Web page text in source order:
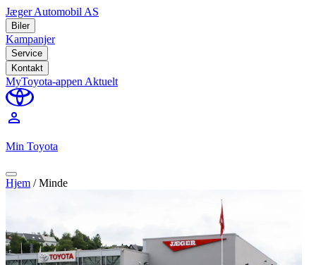
Jæger Automobil AS
Biler
Kampanjer
Service
Kontakt
MyToyota-appen Aktuelt
perm_identity
Min Toyota
Hjem /Minde